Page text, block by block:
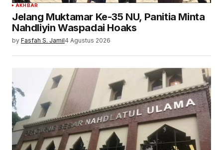
AKHBAR
Jelang Muktamar Ke-35 NU, Panitia Minta
Nahdliyin Waspadai Hoaks
by Fasfah S. Jamil4 Agustus 2026